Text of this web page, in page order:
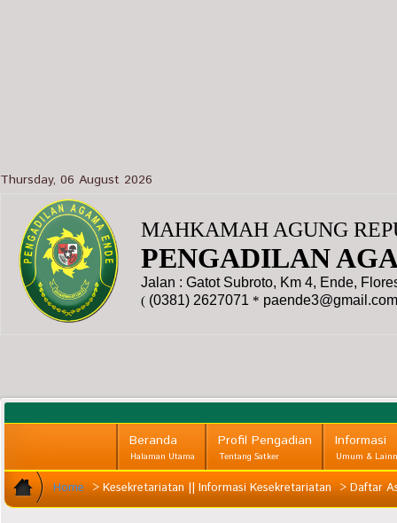
Thursday, 06 August 2026
MAHKAMAH AGUNG
PENGADILAN
Jalan : Gatot Subroto, Km 4, Ende,
( (0381) 2627071 * paende3@gmail.com
Beranda
Halaman Utama
Profil Pengadian
Tentang Satker
Informasi
Umum &
Home >Kesekretariatan || Informasi Kesekretariatan >Daftar